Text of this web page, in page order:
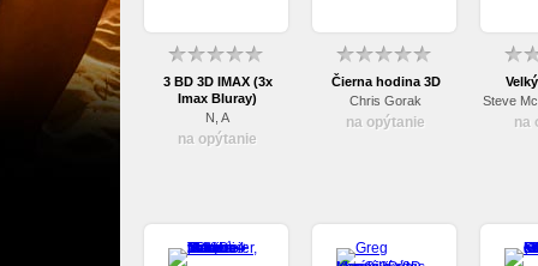
3 BD 3D IMAX (3x
Imax Bluray)
N, A
na opýtanie
Čierna hodina 3D
Chris Gorak
na opýtanie na